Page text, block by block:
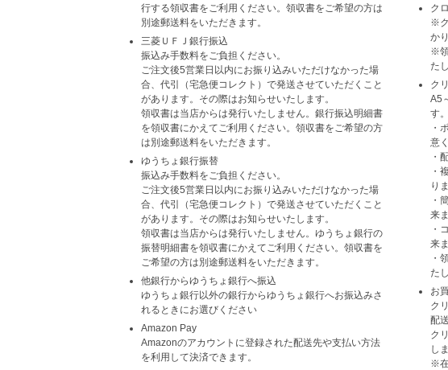
行する領収書をご利用ください。領収書をご希望の方は
別途郵送料をいただきます。
三菱ＵＦＪ銀行振込
振込み手数料をご負担ください。
ご注文後5営業日以内にお振り込みいただけなかった場
合、代引（宅急便コレクト）で発送させていただくこと
があります。その際はお知らせいたします。
領収書は当店からは発行いたしません。銀行振込明細書
を領収書にかえてご利用ください。領収書をご希望の方
は別途郵送料をいただきます。
ゆうちょ銀行振替
振込み手数料をご負担ください。
ご注文後5営業日以内にお振り込みいただけなかった場
合、代引（宅急便コレクト）で発送させていただくこと
があります。その際はお知らせいたします。
領収書は当店からは発行いたしません。ゆうちょ銀行の
振替明細書を領収書にかえてご利用ください。領収書を
ご希望の方は別途郵送料をいただきます。
他銀行からゆうちょ銀行へ振込
ゆうちょ銀行以外の銀行からゆうちょ銀行へお振込みさ
れるときにお選びください
Amazon Pay
Amazonのアカウントに登録された配送先や支払い方法
を利用して決済できます。
ク
※
か
※
た
ク
A5
す
・
意
・
・
り
・
来
・
来
・
た
お
ク
配
ク
し
※